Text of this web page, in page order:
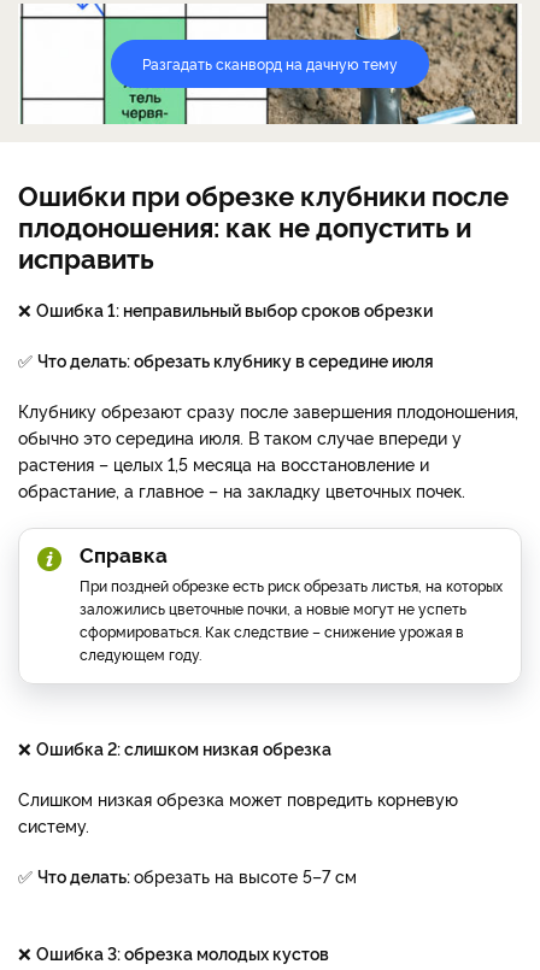
Разгадать сканворд на дачную тему
Ошибки при обрезке клубники после
плодоношения: как не допустить и
исправить
❌ Ошибка 1: неправильный выбор сроков обрезки
✅ Что делать: обрезать клубнику в середине июля
Клубнику обрезают сразу после завершения плодоношения,
обычно это середина июля. В таком случае впереди у
растения – целых 1,5 месяца на восстановление и
обрастание, а главное – на закладку цветочных почек.
Справка
При поздней обрезке есть риск обрезать листья, на которых
заложились цветочные почки, а новые могут не успеть
сформироваться. Как следствие – снижение урожая в
следующем году.
❌ Ошибка 2: слишком низкая обрезка
Слишком низкая обрезка может повредить корневую
систему.
✅ Что делать:обрезать на высоте 5–7 см
❌ Ошибка 3: обрезка молодых кустов